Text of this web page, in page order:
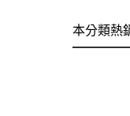
本分類熱